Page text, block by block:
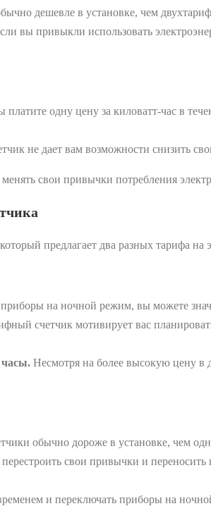
дешевле в установке, чем
вы привыкли использовать
платите одну цену за киловатт-час в
не дает вам возможности снизить
свои привычки потребления
предлагает два разных тарифа
на ночной режим, вы можете
счетчик мотивирует вас
часы. Несмотря на более высокую цену в
обычно дороже в установке, чем
свои привычки и
и переключать приборы на